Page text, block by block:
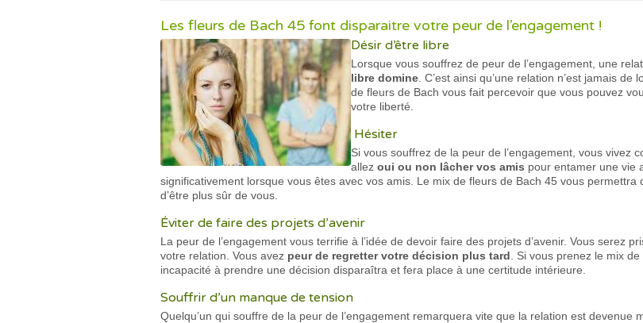
Les fleurs de Bach 45 font disparaitre votre peur de l’engagement !
Désir d’être libre
Lorsque vous souffrez de peur de l’engagement, une
libre domine . C’est ainsi qu’une relation n’est jamais
de fleurs de Bach vous fait percevoir que vous pouvez
votre liberté.
Hésiter
Si vous souffrez de la peur de l’engagement, vous vivez
allez oui ou non lâcher vos amis pour entamer une vie
significativement lorsque vous êtes avec vos amis. Le mix de fleurs de Bach 45 vous permettra
d’être plus sûr de vous.
Éviter de faire des projets d’avenir
La peur de l’engagement vous terrifie à l’idée de devoir faire des projets d’avenir. Vous serez
votre relation. Vous avez peur de regretter votre décision plus tard . Si vous prenez le mix
incapacité à prendre une décision disparaîtra et fera place à une certitude intérieure.
Souffrir d’un manque de tension
Quelqu’un qui souffre de la peur de l’engagement remarquera vite que la relation est devenue